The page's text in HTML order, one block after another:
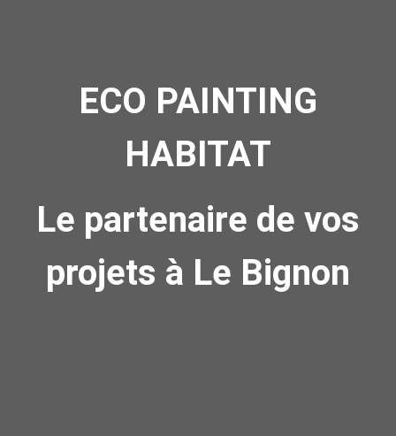
ECO PAINTING
HABITAT
Le partenaire de vos
projets à Le Bignon